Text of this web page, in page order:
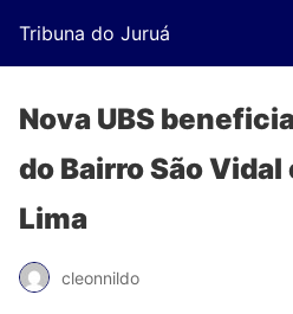
Tribuna do Juruá
Nova UBS
do Bairro São
Lima
cleonnildo